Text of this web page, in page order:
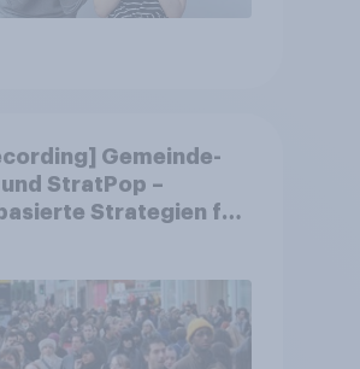
Gemeinde-
StratPop –
Strategien für